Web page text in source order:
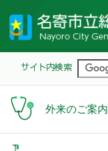
外来のご案内